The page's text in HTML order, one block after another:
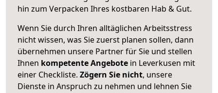
hin zum Verpacken Ihres kostbaren Hab & Gut.
Wenn Sie durch Ihren alltäglichen Arbeitsstress
nicht wissen, was Sie zuerst planen sollen, dann
übernehmen unsere Partner für Sie und stellen
Ihnen kompetente Angebote in Leverkusen mit
einer Checkliste. Zögern Sie nicht, unsere
Dienste in Anspruch zu nehmen und lehnen Sie